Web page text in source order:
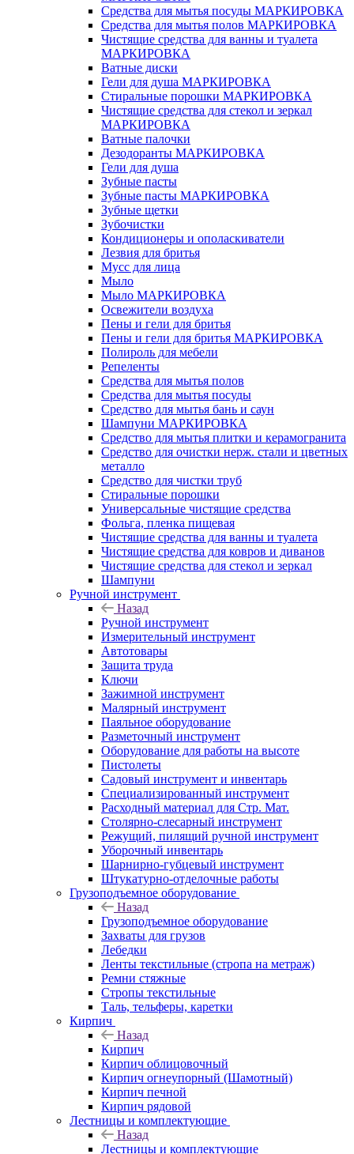
Средства для мытья посуды МАРКИРОВКА
Средства для мытья полов МАРКИРОВКА
Чистящие средства для ванны и туалета
МАРКИРОВКА
Ватные диски
Гели для душа МАРКИРОВКА
Стиральные порошки МАРКИРОВКА
Чистящие средства для стекол и зеркал
МАРКИРОВКА
Ватные палочки
Дезодоранты МАРКИРОВКА
Гели для душа
Зубные пасты
Зубные пасты МАРКИРОВКА
Зубные щетки
Зубочистки
Кондиционеры и ополаскиватели
Лезвия для бритья
Мусс для лица
Мыло
Мыло МАРКИРОВКА
Освежители воздуха
Пены и гели для бритья
Пены и гели для бритья МАРКИРОВКА
Полироль для мебели
Репеленты
Средства для мытья полов
Средства для мытья посуды
Средство для мытья бань и саун
Шампуни МАРКИРОВКА
Средство для мытья плитки и керамогранита
Средство для очистки нерж. стали и цветных
металло
Средство для чистки труб
Стиральные порошки
Универсальные чистящие средства
Фольга, пленка пищевая
Чистящие средства для ванны и туалета
Чистящие средства для ковров и диванов
Чистящие средства для стекол и зеркал
Шампуни
Ручной инструмент
Назад
Ручной инструмент
Измерительный инструмент
Автотовары
Защита труда
Ключи
Зажимной инструмент
Малярный инструмент
Паяльное оборудование
Разметочный инструмент
Оборудование для работы на высоте
Пистолеты
Садовый инструмент и инвентарь
Специализированный инструмент
Расходный материал для Стр. Мат.
Столярно-слесарный инструмент
Режущий, пилящий ручной инструмент
Уборочный инвентарь
Шарнирно-губцевый инструмент
Штукатурно-отделочные работы
Грузоподъемное оборудование
Назад
Грузоподъемное оборудование
Захваты для грузов
Лебедки
Ленты текстильные (стропа на метраж)
Ремни стяжные
Стропы текстильные
Таль, тельферы, каретки
Кирпич
Назад
Кирпич
Кирпич облицовочный
Кирпич огнеупорный (Шамотный)
Кирпич печной
Кирпич рядовой
Лестницы и комплектующие
Назад
Лестницы и комплектующие